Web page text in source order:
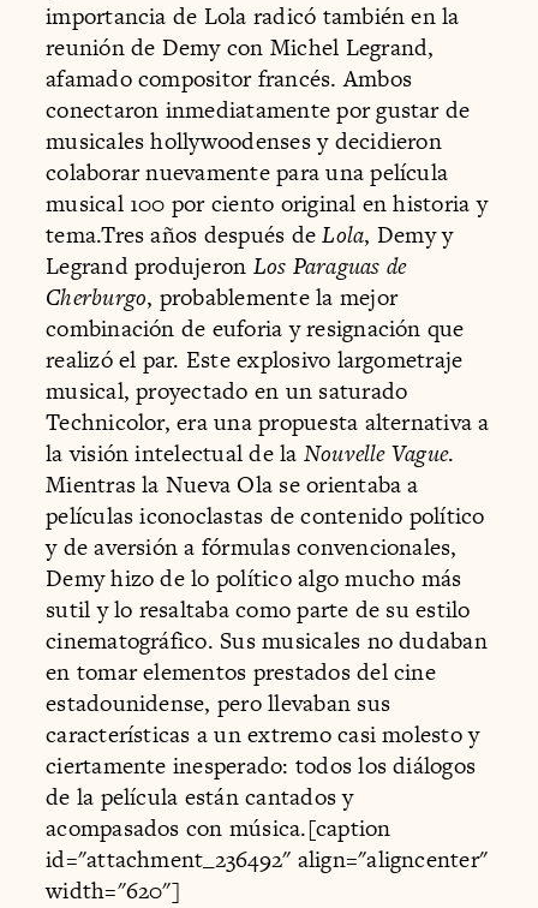
importancia de Lola radicó también en la
reunión de Demy con Michel Legrand,
afamado compositor francés. Ambos
conectaron inmediatamente por gustar de
musicales hollywoodenses y decidieron
colaborar nuevamente para una película
musical 100 por ciento original en historia y
tema.Tres años después deLola, Demy y
Legrand produjeron Los Paraguas de
Cherburgo, probablemente la mejor
combinación de euforia y resignación que
realizó el par. Este explosivo largometraje
musical, proyectado en un saturado
Technicolor, era una propuesta alternativa a
la visión intelectual de la Nouvelle Vague.
Mientras la Nueva Ola se orientaba a
películas iconoclastas de contenido político
y de aversión a fórmulas convencionales,
Demy hizo de lo político algo mucho más
sutil y lo resaltaba como parte de su estilo
cinematográfico. Sus musicales no dudaban
en tomar elementos prestados del cine
estadounidense, pero llevaban sus
características a un extremo casi molesto y
ciertamente inesperado: todos los diálogos
de la película están cantados y
acompasados con música.[caption
id="attachment_236492" align="aligncenter"
width="620"]